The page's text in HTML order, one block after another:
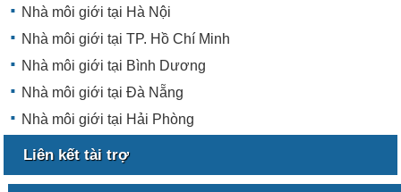
Nhà môi giới tại Hà Nội
Nhà môi giới tại TP. Hồ Chí Minh
Nhà môi giới tại Bình Dương
Nhà môi giới tại Đà Nẵng
Nhà môi giới tại Hải Phòng
Liên kết tài trợ